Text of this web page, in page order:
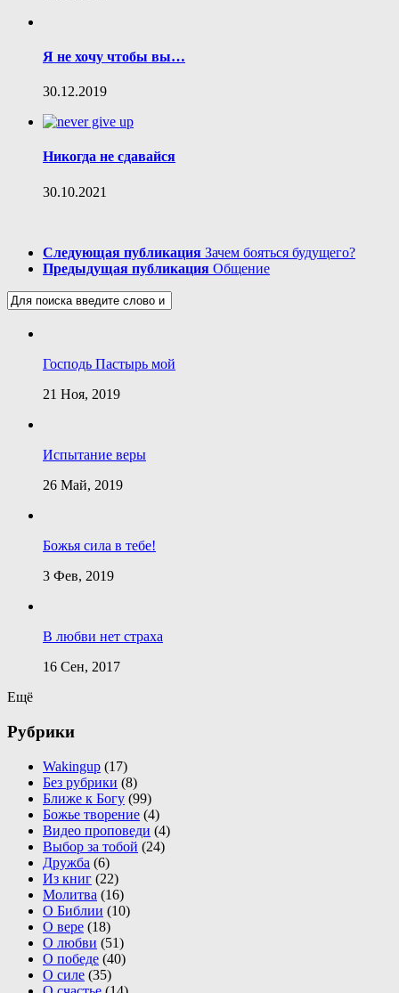
Я не хочу чтобы вы…
30.12.2019
Никогда не сдавайся
30.10.2021
Следующая публикация Зачем бояться будущего?
Предыдущая публикация Общение
Господь Пастырь мой
21 Ноя, 2019
Испытание веры
26 Май, 2019
Божья сила в тебе!
3 Фев, 2019
В любви нет страха
16 Сен, 2017
Ещё
Рубрики
Wakingup (17)
Без рубрики (8)
Ближе к Богу (99)
Божье творение (4)
Видео проповеди (4)
Выбор за тобой (24)
Дружба (6)
Из книг (22)
Молитва (16)
О Библии (10)
О вере (18)
О любви (51)
О победе (40)
О силе (35)